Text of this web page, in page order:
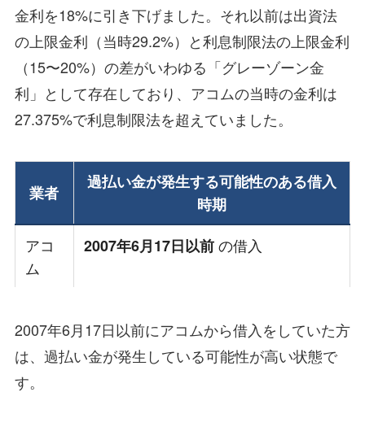
金利を18%に引き下げました。それ以前は出資法
の上限金利（当時29.2%）と利息制限法の上限金利
（15〜20%）の差がいわゆる「グレーゾーン金
利」として存在しており、アコムの当時の金利は
27.375%で利息制限法を超えていました。
業者
過払い金が発生する可能性のある借入
時期
アコ
ム
2007年6月17日以前の借入
2007年6月17日以前にアコムから借入をしていた方
は、過払い金が発生している可能性が高い状態で
す。